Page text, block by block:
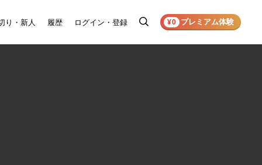
り・新人 履歴 ログイン・登録
検
¥0 プレミアム体験